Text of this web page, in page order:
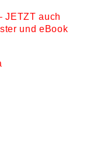
JETZT auch
und eBook